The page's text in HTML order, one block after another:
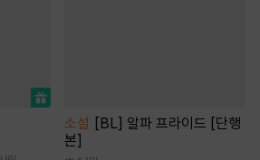
소설 [BL] 알파 프라이드 [단행
본]